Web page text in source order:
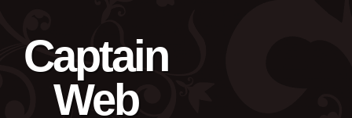
Captain
Web